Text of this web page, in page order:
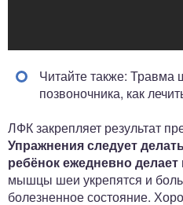
Читайте также: Травма
позвоночника, как
ЛФК закрепляет результат
Упражнения следует
ребёнок ежедневно
мышцы шеи укрепятся и
болезненное состояние.